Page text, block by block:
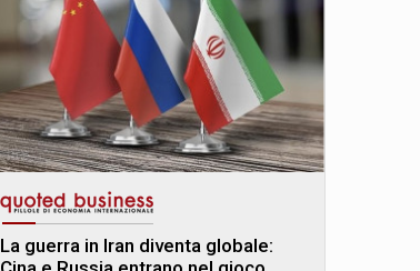
La guerra in Iran diventa globale: